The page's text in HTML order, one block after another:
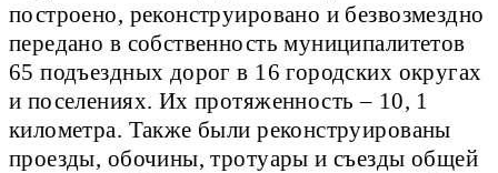
построено, реконструировано и безвозмездно
передано в собственность муниципалитетов
65 подъездных дорог в 16 городских округах
и поселениях. Их протяженность – 10, 1
километра. Также были реконструированы
проезды, обочины, тротуары и съезды общей